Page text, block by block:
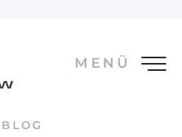
MENÜ
BLOG